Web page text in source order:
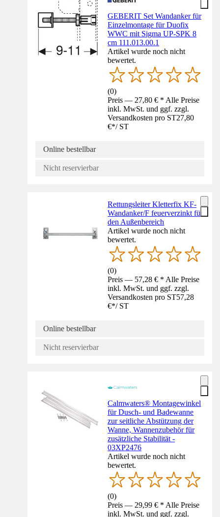
GEBERIT Set Wandanker für
Einzelmontage für Duofix
WWC mit Sigma UP-SPK 8
cm 111.013.00.1
Artikel wurde noch nicht
bewertet.
(0)
Preis — 27,80 € * Alle Preise
inkl. MwSt. und ggf. zzgl.
Versandkosten pro ST27,80
€*/ ST
Online bestellbar
Nicht reservierbar
Rettungsleiter Kletterfix KF-
Wandanker/F feuerverzinkt für
den Außenbereich
Artikel wurde noch nicht
bewertet.
(0)
Preis — 57,28 € * Alle Preise
inkl. MwSt. und ggf. zzgl.
Versandkosten pro ST57,28
€*/ ST
Online bestellbar
Nicht reservierbar
Calmwaters® Montagewinkel
für Dusch- und Badewanne
zur seitliche Abstützung der
Wanne, Wannenzubehör für
zusätzliche Stabilität -
03XP2476
Artikel wurde noch nicht
bewertet.
(0)
Preis — 29,99 € * Alle Preise
inkl. MwSt. und ggf. zzgl.